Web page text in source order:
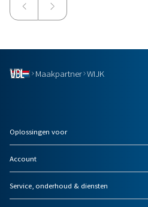
Maakpartner WIJK
Oplossingen voor
Account
Service, onderhoud & diensten